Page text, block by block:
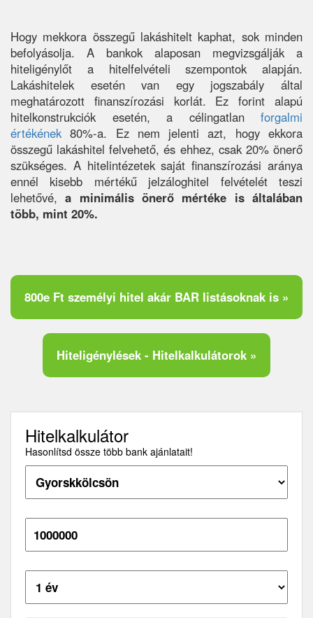
Hogy mekkora összegű lakáshitelt kaphat, sok minden
befolyásolja. A bankok alaposan megvizsgálják a
hiteligénylőt a hitelfelvételi szempontok alapján.
Lakáshitelek esetén van egy jogszabály által
meghatározott finanszírozási korlát. Ez forint alapú
hitelkonstrukciók esetén, a célingatlan forgalmi
értékének80%-a. Ez nem jelenti azt, hogy ekkora
összegű lakáshitel felvehető, és ehhez, csak 20% önerő
szükséges. A hitelintézetek saját finanszírozási aránya
ennél kisebb mértékű jelzáloghitel felvételét teszi
lehetővé,a minimális önerő mértéke is általában
több, mint 20%.
800e Ft személyi hitel akár BAR listásoknak is »
Hiteligénylések - Hitelkalkulátorok »
Hitelkalkulátor
Hasonlítsd össze több bank ajánlatait!